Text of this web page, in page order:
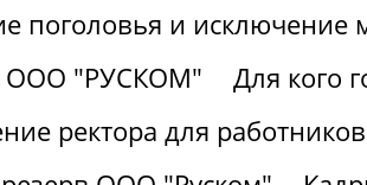
поголовья и исключение
ООО "РУСКОМ"
Для кого
ректора для